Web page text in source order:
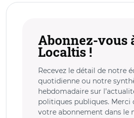
Abonnez-vous
Localtis !
Recevez le détail de notre
quotidienne ou notre
hebdomadaire sur
politiques publiques. Merci
votre abonnement dans le